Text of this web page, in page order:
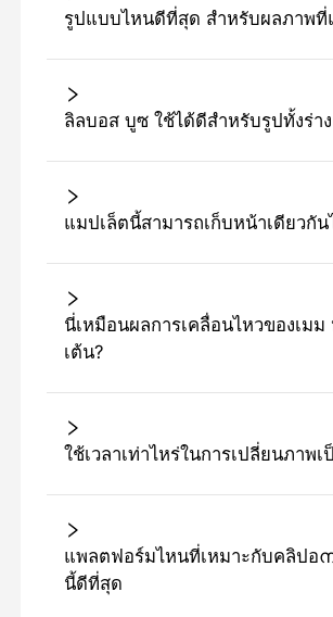
รูปแบบไหนดีที่สุด สําหรับผลภาพที่
ลิลบอส บูซ ใช้ได้ดีสําหรับรูปทั้งร่าง
แมปเล็ตนี้สามารถเก็บหน้าเดียวกัน
นี่เหมือนผลการเคลื่อนไหวของเมม
เต้น?
ใช้เวลาเท่าไหร่ในการเปลี่ยนภาพเ
แพลตฟอร์มไหนที่เหมาะกับคลิปอ
นี้ดีที่สุด